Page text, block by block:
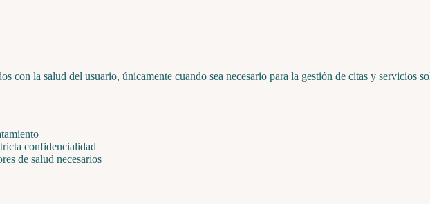
con la salud del usuario, únicamente cuando sea necesario para la gestión de citas y servicios
confidencialidad
de salud necesarios